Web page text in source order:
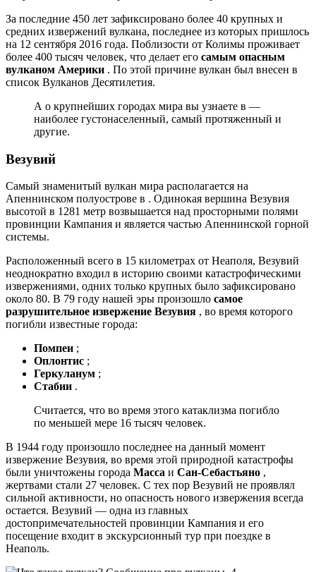
За последние 450 лет зафиксировано более 40 крупных и
средних извержений вулкана, последнее из которых пришлось
на 12 сентября 2016 года. Поблизости от Колимы проживает
более 400 тысяч человек, что делает его самым опасным
вулканом Америки . По этой причине вулкан был внесен в
список Вулканов Десятилетия.
А о крупнейших городах мира вы узнаете в —
наиболее густонаселенный, самый протяженный и
другие.
Везувий
Самый знаменитый вулкан мира располагается на
Апеннинском полуострове в . Одинокая вершина Везувия
высотой в 1281 метр возвышается над просторными полями
провинции Кампания и является частью Апеннинской горной
системы.
Расположенный всего в 15 километрах от Неаполя, Везувий
неоднократно входил в историю своими катастрофическими
извержениями, одних только крупных было зафиксировано
около 80. В 79 году нашей эры произошло самое
разрушительное извержение Везувия , во время которого
погибли известные города:
Помпеи ;
Оплонтис ;
Геркуланум ;
Стабии .
Считается, что во время этого катаклизма погибло
по меньшей мере 16 тысяч человек.
В 1944 году произошло последнее на данный момент
извержение Везувия, во время этой природной катастрофы
были уничтожены города Масса и Сан-Себастьяно ,
жертвами стали 27 человек. С тех пор Везувий не проявлял
сильной активности, но опасность нового извержения всегда
остается. Везувий — одна из главных
достопримечательностей провинции Кампания и его
посещение входит в экскурсионный тур при поездке в
Неаполь.